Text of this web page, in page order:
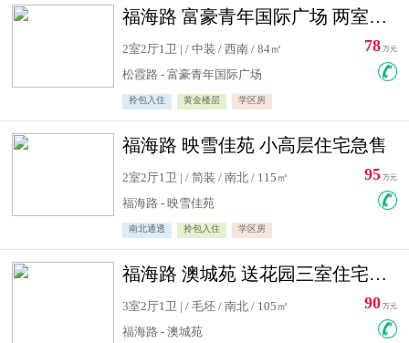
福海路 富豪青年国际广场 两室住宅急售
2室2厅1卫 | / 中装 / 西南 / 84㎡
松霞路 - 富豪青年国际广场
拎包入住 黄金楼层 学区房
78 万元
福海路 映雪佳苑 小高层住宅急售
2室2厅1卫 | / 简装 / 南北 / 115㎡
福海路 - 映雪佳苑
南北通透 拎包入住 学区房
95 万元
福海路 澳城苑 送花园三室住宅急售
3室2厅1卫 | / 毛坯 / 南北 / 105㎡
福海路 - 澳城苑
90 万元